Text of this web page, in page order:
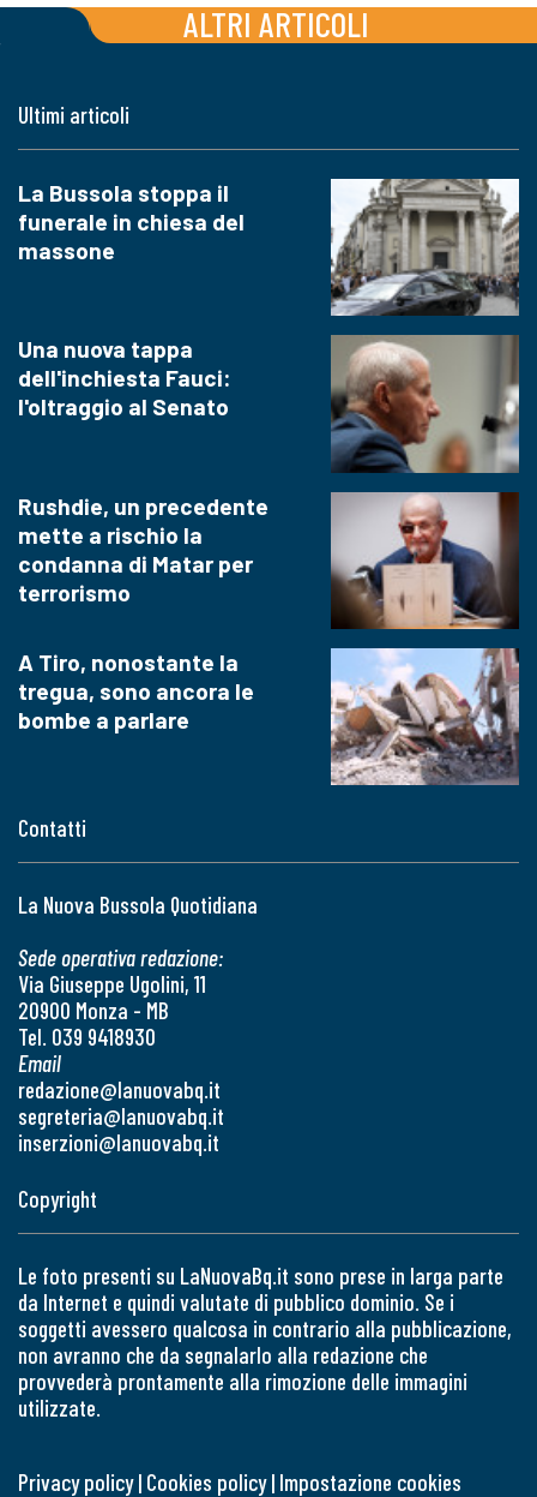
ALTRI ARTICOLI
Contatti
La Nuova Bussola Quotidiana
Sede operativa redazione:
Via Giuseppe Ugolini, 11
20900 Monza - MB
Tel. 039 9418930
Email
redazione@lanuovabq.it
segreteria@lanuovabq.it
inserzioni@lanuovabq.it
Ultimi articoli
La Bussola stoppa il
funerale in chiesa del
massone
Una nuova tappa
dell'inchiesta Fauci:
l'oltraggio al Senato
Rushdie, un precedente
mette a rischio la
condanna di Matar per
terrorismo
A Tiro, nonostante la
tregua, sono ancora le
bombe a parlare
Copyright
Le foto presenti su LaNuovaBq.it sono prese in larga parte
da Internet e quindi valutate di pubblico dominio. Se i
soggetti avessero qualcosa in contrario alla pubblicazione,
non avranno che da segnalarlo alla redazione che
provvederà prontamente alla rimozione delle immagini
utilizzate.
Privacy policy| Cookies policy| Impostazione cookies